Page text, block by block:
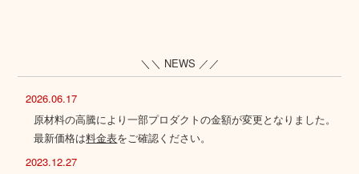
＼＼ NEWS ／／
2026.06.17
原材料の高騰により一部プロダクトの金額が変更となりました。
最新価格は料金表をご確認ください。
2023.12.27